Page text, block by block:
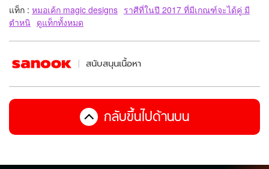
แท็ก : หมอเค้ก magic designs ราศีที่ในปี 2017 ที่มีเกณฑ์จะได้คู่ มี
ตำหนิ ดูแท็กทั้งหมด
สนับสนุนเนื้อหา
กลับขึ้นไปด้านบน